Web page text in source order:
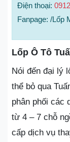
Điện thoại:
Fanpage: /Lốp
Lốp Ô Tô
Nói đến đại lý
thể bỏ qua
phân phối các
từ 4 – 7 chỗ
cấp dịch vụ